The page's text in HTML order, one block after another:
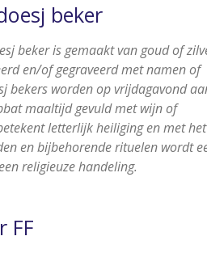
beker
beker is gemaakt van goud of
en/of gegraveerd met namen of
bekers worden op vrijdagavond
maaltijd gevuld met wijn of
letterlijk heiliging en met het
en bijbehorende rituelen wordt
religieuze handeling.
FF